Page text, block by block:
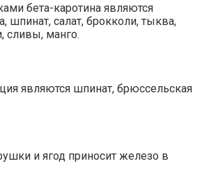
бета-каротина являются
шпинат, салат, брокколи, тыква,
сливы, манго.
являются шпинат, брюссельская
и ягод приносит железо в